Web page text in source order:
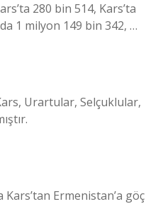
280 bin 514, Kars’ta
1 milyon 149 bin 342, …
Urartular, Selçuklular,
Ermenistan’a göç